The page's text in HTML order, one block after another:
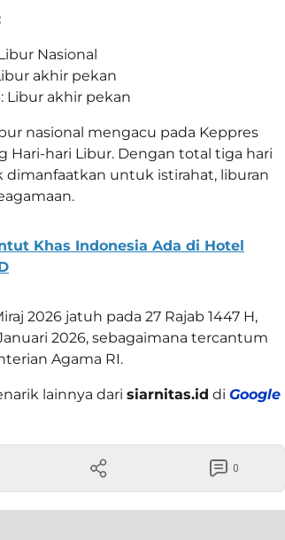
Nasional
akhir pekan
Libur akhir pekan
nasional mengacu pada Keppres
Hari-hari Libur. Dengan total tiga hari
dimanfaatkan untuk istirahat, liburan
Khas Indonesia Ada di Hotel
2026 jatuh pada 27 Rajab 1447 H,
2026, sebagaimana tercantum
Agama RI.
lainnya dari siarnitas.id di Google
0